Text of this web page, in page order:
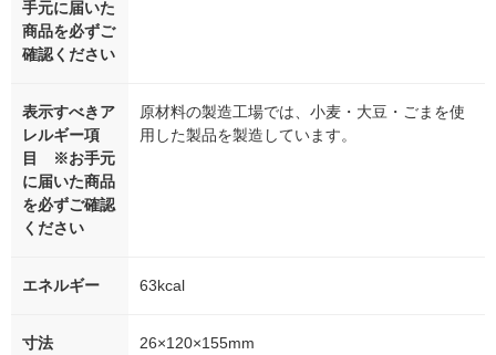
手元に届いた
商品を必ずご
確認ください
表示すべきア
レルギー項
目 ※お手元
に届いた商品
を必ずご確認
ください
原材料の製造工場では、小麦・大豆・ごまを使
用した製品を製造しています。
エネルギー 63kcal
寸法 26×120×155mm